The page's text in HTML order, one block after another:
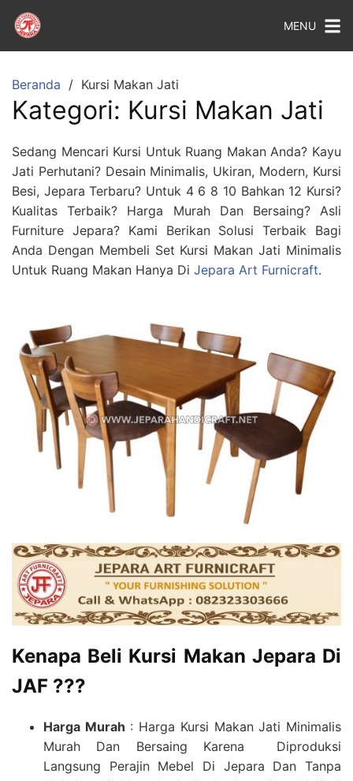
MENU
Beranda Kursi Makan Jati
Kategori: Kursi Makan Jati
Sedang Mencari Kursi Untuk Ruang Makan Anda? Kayu
Jati Perhutani? Desain Minimalis, Ukiran, Modern, Kursi
Besi, Jepara Terbaru? Untuk 4 6 8 10 Bahkan 12 Kursi?
Kualitas Terbaik? Harga Murah Dan Bersaing? Asli
Furniture Jepara? Kami Berikan Solusi Terbaik Bagi
Anda Dengan Membeli Set Kursi Makan Jati Minimalis
Untuk Ruang Makan Hanya Di Jepara Art Furnicraft.
Kenapa Beli Kursi Makan Jepara Di
JAF ???
Harga Murah : Harga Kursi Makan Jati Minimalis
Murah Dan Bersaing Karena Diproduksi
Langsung Perajin Mebel Di Jepara Dan Tanpa